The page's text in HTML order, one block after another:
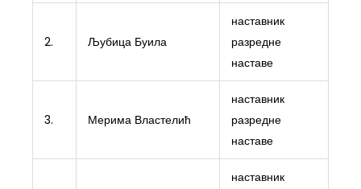
2. Љубица Буила
наставник
разредне
наставе
3. Мерима Властелић
наставник
разредне
наставе
наставник